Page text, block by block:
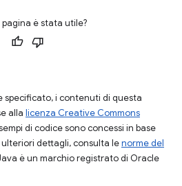
è stata utile?
specificato, i contenuti di questa
alla licenza Creative Commons
di codice sono concessi in base
ulteriori dettagli, consulta lenorme del
è un marchio registrato di Oracle